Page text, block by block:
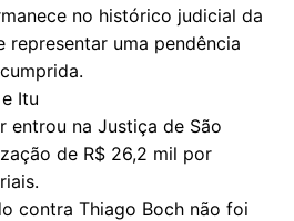
no histórico judicial da
representar uma pendência
Itu
entrou na Justiça de São
de R$ 26,2 mil por
contra Thiago Boch não foi